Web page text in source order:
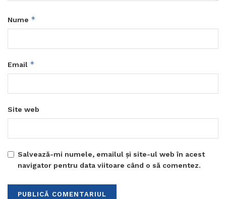
Nume *
Email *
Site web
Salvează-mi numele, emailul și site-ul web în acest
navigator pentru data viitoare când o să comentez.